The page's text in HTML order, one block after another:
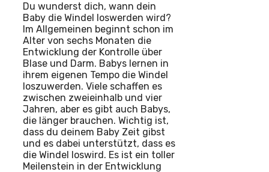
Du wunderst dich, wann dein
Baby die Windel loswerden wird?
Im Allgemeinen beginnt schon im
Alter von sechs Monaten die
Entwicklung der Kontrolle über
Blase und Darm. Babys lernen in
ihrem eigenen Tempo die Windel
loszuwerden. Viele schaffen es
zwischen zweieinhalb und vier
Jahren, aber es gibt auch Babys,
die länger brauchen. Wichtig ist,
dass du deinem Baby Zeit gibst
und es dabei unterstützt, dass es
die Windel loswird. Es ist ein toller
Meilenstein in der Entwicklung